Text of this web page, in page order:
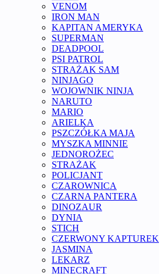
VENOM
IRON MAN
KAPITAN AMERYKA
SUPERMAN
DEADPOOL
PSI PATROL
STRAŻAK SAM
NINJAGO
WOJOWNIK NINJA
NARUTO
MARIO
ARIELKA
PSZCZÓŁKA MAJA
MYSZKA MINNIE
JEDNOROŻEC
STRAŻAK
POLICJANT
CZAROWNICA
CZARNA PANTERA
DINOZAUR
DYNIA
STICH
CZERWONY KAPTUREK
JASMINA
LEKARZ
MINECRAFT